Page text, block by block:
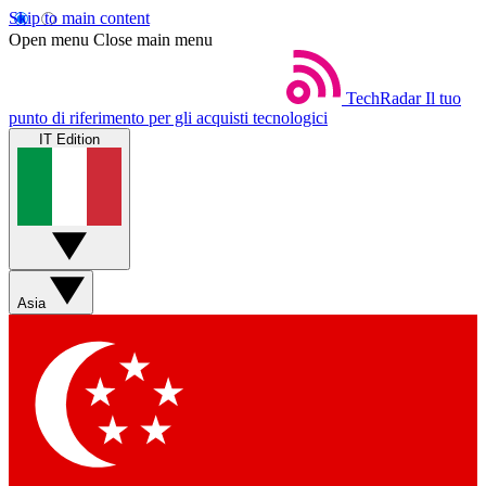
Skip to main content
Open menu Close main menu
TechRadar Il tuo
punto di riferimento per gli acquisti tecnologici
IT Edition
Asia